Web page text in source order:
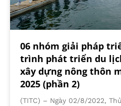
06 nhóm giải pháp
trình phát triển du
xây dựng nông thôn
2025 (phần 2)
(TITC) – Ngày 02/8/2022,